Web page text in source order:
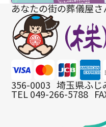
あなたの街の葬儀屋さ
356-0003 埼玉県ふじ
TEL 049-266-5788